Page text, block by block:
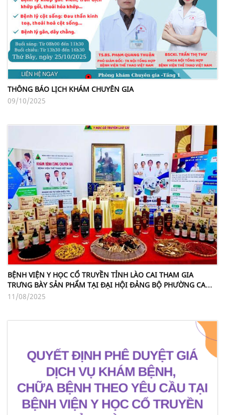
THÔNG BÁO LỊCH KHÁM CHUYÊN GIA
09/10/2025
BỆNH VIỆN Y HỌC CỔ TRUYỀN TỈNH LÀO CAI THAM GIA
TRƯNG BÀY SẢN PHẨM TẠI ĐẠI HỘI ĐẢNG BỘ PHƯỜNG CAM
ĐƯỜNG LẦN THỨ NHẤT, GIAI ĐOẠN 2026-2030
11/08/2025